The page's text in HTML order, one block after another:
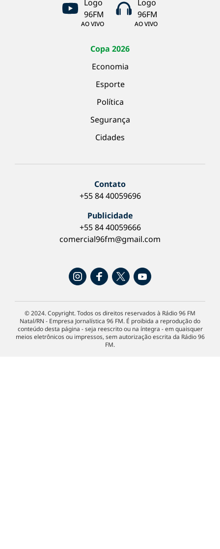
AO VIVO AO VIVO
Copa 2026
Economia
Esporte
Política
Segurança
Cidades
Contato
+55 84 40059696
Publicidade
+55 84 40059666
comercial96fm@gmail.com
© 2024. Copyright. Todos os direitos reservados à Rádio 96 FM
Natal/RN - Empresa Jornalística 96 FM. É proibida a reprodução do
conteúdo desta página - seja reescrito ou na íntegra - em quaisquer
meios eletrônicos ou impressos, sem autorização escrita da Rádio 96
FM.